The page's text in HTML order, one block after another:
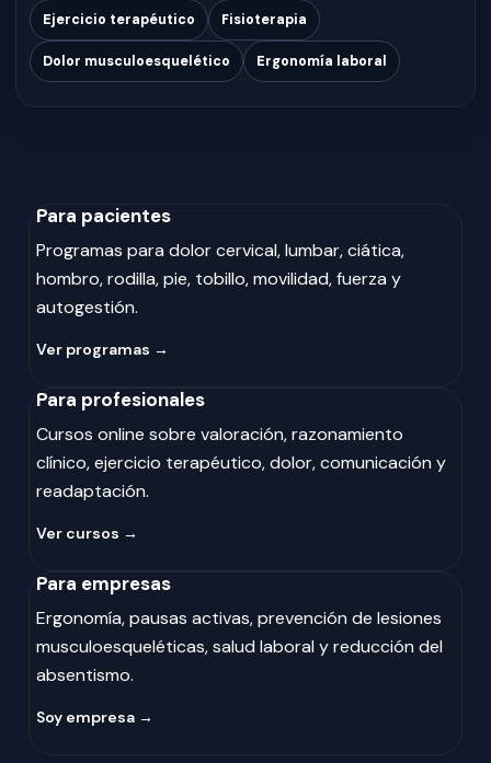
Ejercicio terapéutico Fisioterapia
Dolor musculoesquelético Ergonomía laboral
Para pacientes
Programas para dolor cervical, lumbar, ciática,
hombro, rodilla, pie, tobillo, movilidad, fuerza y
autogestión.
Ver programas →
Para profesionales
Cursos online sobre valoración, razonamiento
clínico, ejercicio terapéutico, dolor, comunicación y
readaptación.
Ver cursos →
Para empresas
Ergonomía, pausas activas, prevención de lesiones
musculoesqueléticas, salud laboral y reducción del
absentismo.
Soy empresa →